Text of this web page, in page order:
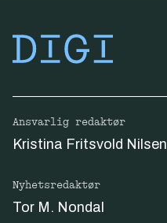
Ansvarlig redaktør
Kristina Fritsvold Nilsen
Nyhetsredaktør
Tor M. Nondal